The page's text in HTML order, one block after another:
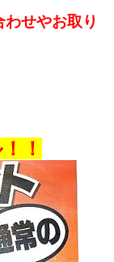
せやお取り
！